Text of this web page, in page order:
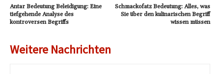
Antar Bedeutung Beleidigung: Eine
tiefgehende Analyse des
kontroversen Begriffs
Schmackofatz Bedeutung: Alles, was
Sie über den kulinarischen Begriff
wissen müssen
Weitere Nachrichten